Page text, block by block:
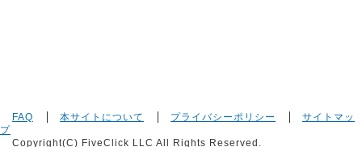
FAQ 本サイトについて プライバシーポリシー
サイトマッ
プ
Copyright(C) FiveClick LLC All Rights Reserved.